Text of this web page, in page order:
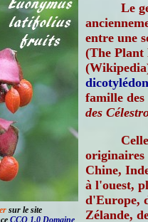
sur le site
CCO 1.0 Domaine
Le
entre une
(The Plant
famille des
des
originaires
Chine,
à l'ouest,
d'Europe,
Zélande,